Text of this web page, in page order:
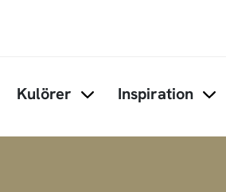
Kulörer Inspiration